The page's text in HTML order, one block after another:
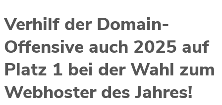
Verhilf der Domain-
Offensive auch 2025 auf
Platz 1 bei der Wahl zum
Webhoster des Jahres!